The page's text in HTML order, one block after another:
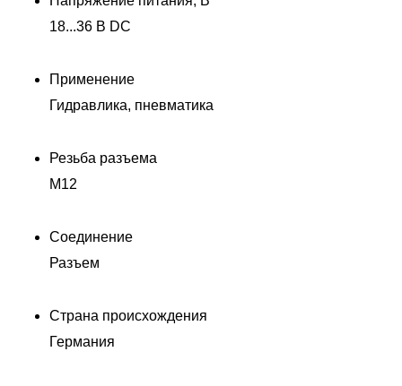
18...36 В DC
Применение
Гидравлика, пневматика
Резьба разъема
M12
Соединение
Разъем
Страна происхождения
Германия